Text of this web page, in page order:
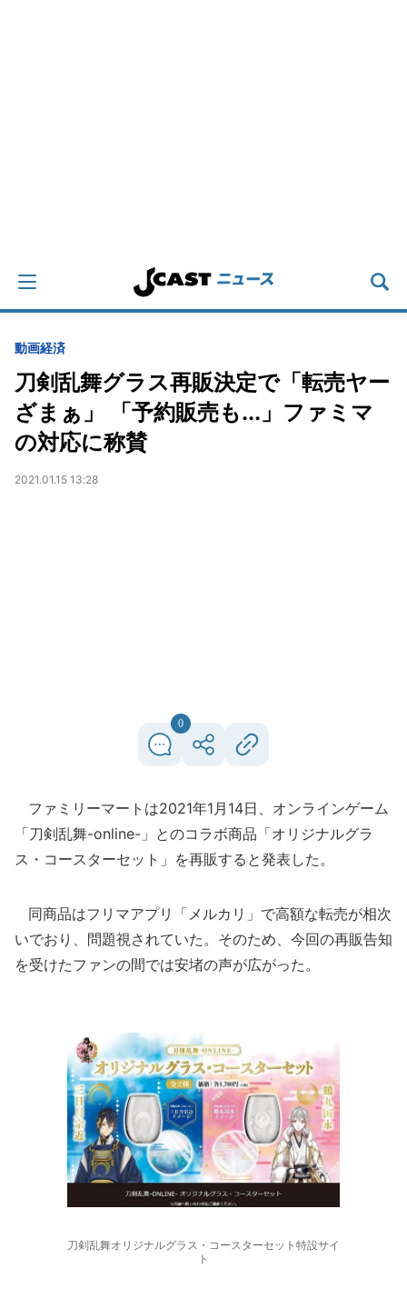
動画経済
刀剣乱舞グラス再販決定で「転売ヤー
ざまぁ」 「予約販売も...」ファミマ
の対応に称賛
2021.01.15 13:28
0
ファミリーマートは2021年1月14日、オンラインゲーム
「刀剣乱舞-online-」とのコラボ商品「オリジナルグラ
ス・コースターセット」を再販すると発表した。
同商品はフリマアプリ「メルカリ」で高額な転売が相次
いでおり、問題視されていた。そのため、今回の再販告知
を受けたファンの間では安堵の声が広がった。
刀剣乱舞オリジナルグラス・コースターセット特設サイ
ト